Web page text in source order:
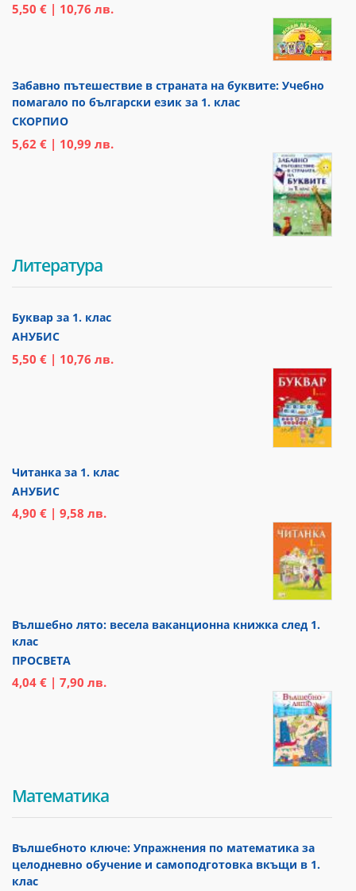
5,50 € | 10,76 лв.
Забавно пътешествие в страната на буквите: Учебно
помагало по български език за 1. клас
СКОРПИО
5,62 € | 10,99 лв.
Литература
Буквар за 1. клас
АНУБИС
5,50 € | 10,76 лв.
Читанка за 1. клас
АНУБИС
4,90 € | 9,58 лв.
Вълшебно лято: весела ваканционна книжка след 1.
клас
ПРОСВЕТА
4,04 € | 7,90 лв.
Математика
Вълшебното ключе: Упражнения по математика за
целодневно обучение и самоподготовка вкъщи в 1.
клас